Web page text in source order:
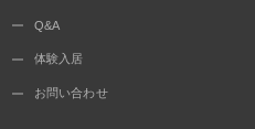
Q&A
体験入居
お問い合わせ